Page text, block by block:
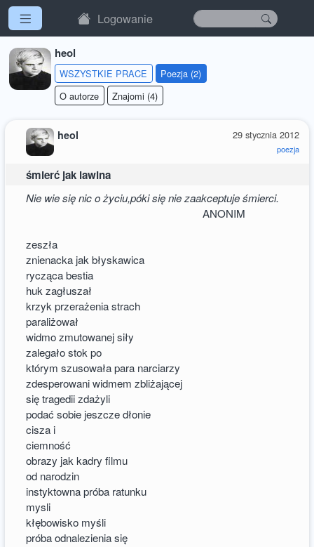
Logowanie
heol
WSZYSTKIE PRACE
Poezja (2)
O autorze
Znajomi (4)
29 stycznia 2012
poezja
heol
śmierć jak lawina
Nie wie się nic o życiu,póki się nie zaakceptuje śmierci.
ANONIM
zeszła
znienacka jak błyskawica
rycząca bestia
huk zagłuszał
krzyk przerażenia strach
paraliżował
widmo zmutowanej siły
zalegało stok po
którym szusowała para narciarzy
zdesperowani widmem zbliżającej
się tragedii zdażyli
podać sobie jeszcze dłonie
cisza i
ciemność
obrazy jak kadry filmu
od narodzin
instyktowna próba ratunku
mysli
kłębowisko myśli
próba odnalezienia się